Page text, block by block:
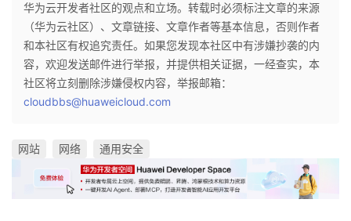
华为云开发者社区的观点和立场。转载时必须标注文章的来源
（华为云社区）、文章链接、文章作者等基本信息，否则作者
和本社区有权追究责任。如果您发现本社区中有涉嫌抄袭的内
容，欢迎发送邮件进行举报，并提供相关证据，一经查实，本
社区将立刻删除涉嫌侵权内容，举报邮箱：
cloudbbs@huaweicloud.com
网站 网络 通用安全